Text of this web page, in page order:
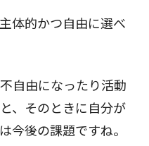
体的かつ自由に選べ
自由になったり活動
、そのときに自分が
今後の課題ですね。